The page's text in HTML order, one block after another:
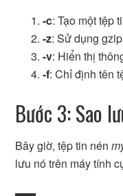
-c: Tạo một tệp
-z: Sử dụng
-v: Hiển thị
-f: Chỉ định tên
Bước 3: Sao
Bây giờ, tệp tin nén
lưu nó trên máy tính